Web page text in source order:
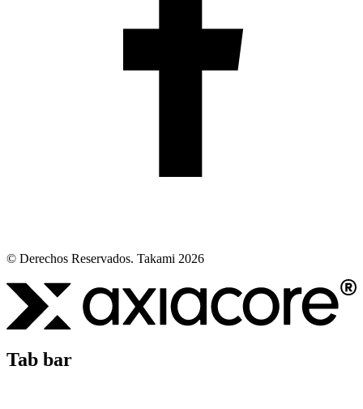
© Derechos Reservados. Takami 2026
Tab bar